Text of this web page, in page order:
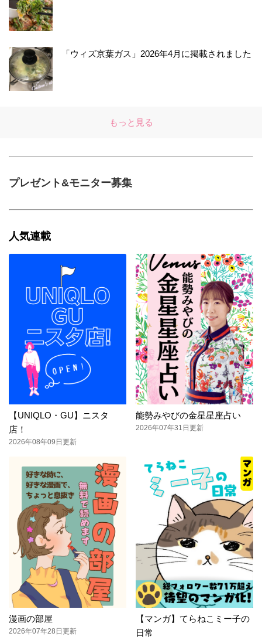
「ウィズ京葉ガス」2026年4月に掲載されました
もっと見る
プレゼント&モニター募集
人気連載
【UNIQLO・GU】ニスタ
店！
2026年08年09日更新
能勢みやびの金星星座占い
2026年07年31日更新
漫画の部屋
2026年07年28日更新
【マンガ】てらねこミー子の
日常